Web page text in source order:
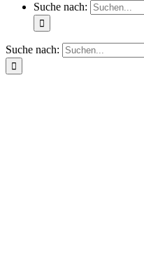
Suche nach:
Suche nach: